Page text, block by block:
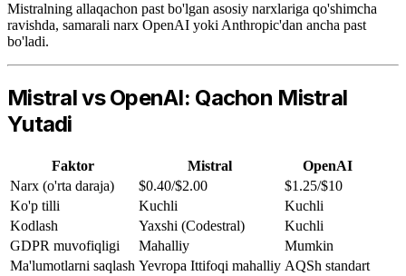
Mistralning allaqachon past bo'lgan asosiy narxlariga qo'shimcha
ravishda, samarali narx OpenAI yoki Anthropic'dan ancha past
bo'ladi.
Mistral vs OpenAI: Qachon Mistral
Yutadi
Faktor Mistral
OpenAI
Narx (o'rta daraja)
$0.40/$2.00
$1.25/$10
Ko'p tilli
Kuchli
Kuchli
Kodlash
Yaxshi (Codestral)
Kuchli
GDPR muvofiqligi
Mahalliy
Mumkin
Ma'lumotlarni saqlash Yevropa Ittifoqi mahalliy AQSh standart